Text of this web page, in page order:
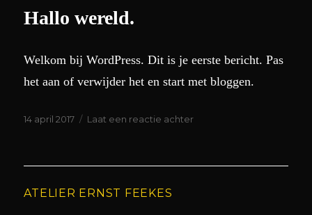
Hallo wereld.
Welkom bij WordPress. Dit is je eerste bericht. Pas
het aan of verwijder het en start met bloggen.
Geplaatst
14 april 2017 Laat een reactie achterop
ATELIER ERNST FEEKES